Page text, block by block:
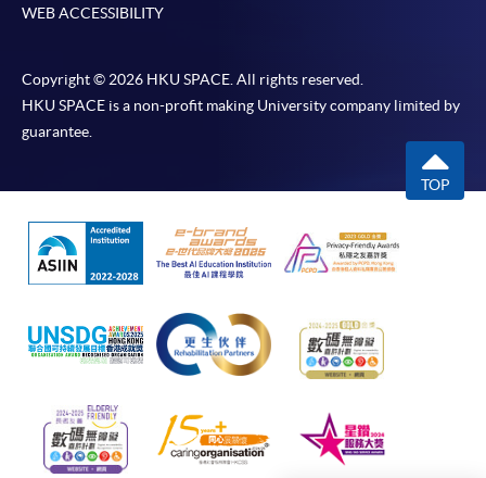
法例規定外，一切已繳費用，概不退還。
取錄的證明。學院將在截止報名日期後儘快通知申
請者是否獲取錄。落選的申請人將獲退還已繳交的
學費。
免責聲明
本學院會力求在有關網頁上刊載的資訊正確和合時，但本學院
卻不能為這些資訊作出任何明確或隱含的保證。本學院尤其不
會保證下列各項：資訊並無侵犯版權，資訊可安全使用、資訊
準確、資訊適合任何目的、資訊不含電腦病毒等。
本學院（包括其僱員及附屬機構）對你在網上付款而由下列原
WEB ACCESSIBILITY
Copyright © 2026 HKU SPACE. All rights reserved.
HKU SPACE is a non-profit making University company limited by
guarantee.
TOP